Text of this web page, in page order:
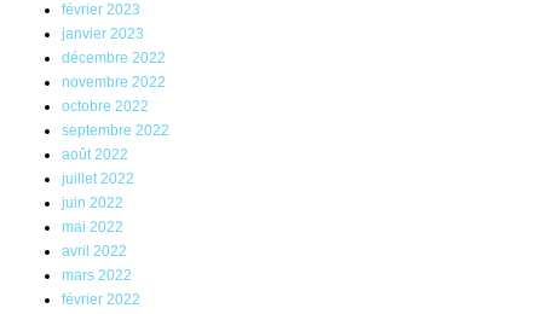
février 2023
janvier 2023
décembre 2022
novembre 2022
octobre 2022
septembre 2022
août 2022
juillet 2022
juin 2022
mai 2022
avril 2022
mars 2022
février 2022